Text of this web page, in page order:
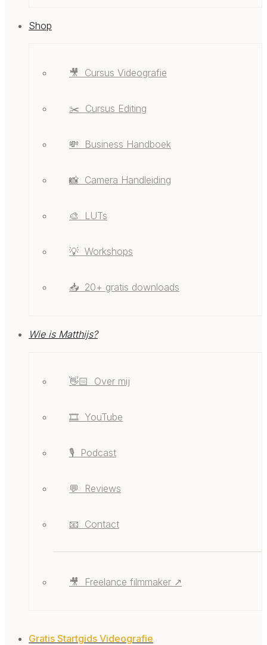
Shop
🎥 ‎ ‎Cursus Videografie
✂️ ‎ ‎Cursus Editing
💸 ‎ ‎Business Handboek
📸 ‎ ‎Camera Handleiding
🎨 ‎ ‎LUTs
💡 ‎ ‎Workshops
📥 ‎ ‎20+ gratis downloads
Wie is Matthijs?
👋🏻 ‎ ‎Over mij
🎞️ ‎ ‎YouTube
🎙️ ‎ ‎Podcast
💬 ‎ ‎Reviews
📧 ‎ ‎Contact
🎥 ‎ ‎Freelance filmmaker ↗
Gratis Startgids Videografie